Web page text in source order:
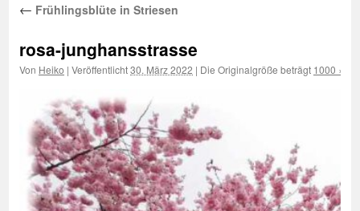
← Frühlingsblüte in Striesen
rosa-junghansstrasse
Von Heiko | Veröffentlicht30. März 2022 | Die Originalgröße beträgt 1000 ×